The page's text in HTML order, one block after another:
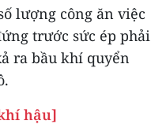
lượng công ăn việc
trước sức ép phải
ra bầu khí quyển
hậu]